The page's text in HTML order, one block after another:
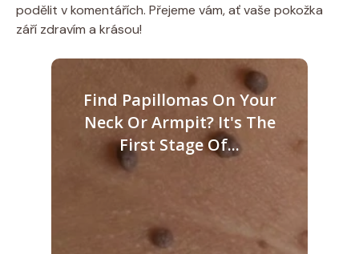
podělit v ⁢komentářích. Přejeme vám, ať ‌vaše pokožka
září zdravím a krásou!
Find Papillomas On Your
Neck Or Armpit? It's The
First Stage Of...